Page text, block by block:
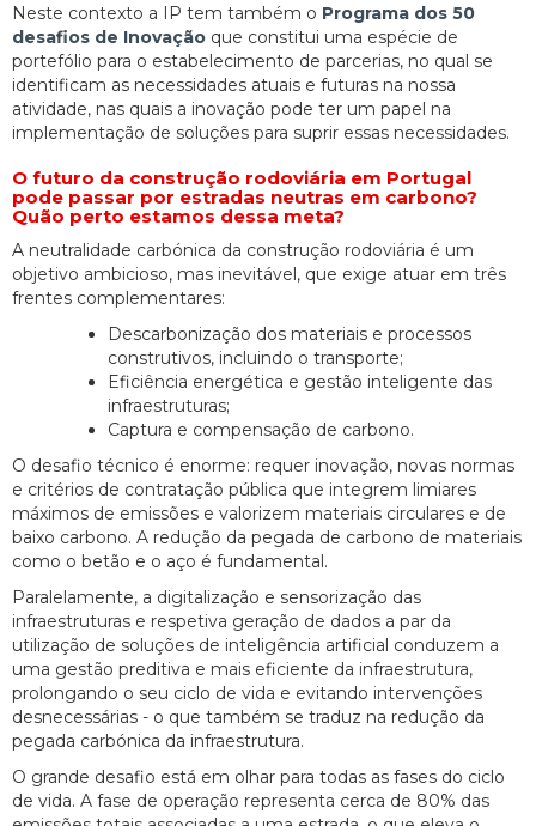
Neste contexto a IP tem também o Programa dos 50
desafios de Inovação que constitui uma espécie de
portefólio para o estabelecimento de parcerias, no qual se
identificam as necessidades atuais e futuras na nossa
atividade, nas quais a inovação pode ter um papel na
implementação de soluções para suprir essas necessidades.
O futuro da construção rodoviária em Portugal
pode passar por estradas neutras em carbono?
Quão perto estamos dessa meta?
A neutralidade carbónica da construção rodoviária é um
objetivo ambicioso, mas inevitável, que exige atuar em três
frentes complementares:
Descarbonização dos materiais e processos
construtivos, incluindo o transporte;
Eficiência energética e gestão inteligente das
infraestruturas;
Captura e compensação de carbono.
O desafio técnico é enorme: requer inovação, novas normas
e critérios de contratação pública que integrem limiares
máximos de emissões e valorizem materiais circulares e de
baixo carbono. A redução da pegada de carbono de materiais
como o betão e o aço é fundamental.
Paralelamente, a digitalização e sensorização das
infraestruturas e respetiva geração de dados a par da
utilização de soluções de inteligência artificial conduzem a
uma gestão preditiva e mais eficiente da infraestrutura,
prolongando o seu ciclo de vida e evitando intervenções
desnecessárias - o que também se traduz na redução da
pegada carbónica da infraestrutura.
O grande desafio está em olhar para todas as fases do ciclo
de vida. A fase de operação representa cerca de 80% das